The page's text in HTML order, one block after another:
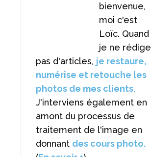
bienvenue,
moi c'est
Loïc. Quand
je ne rédige
pas d'articles, je restaure,
numérise et retouche les
photos de mes clients.
J'interviens également en
amont du processus de
traitement de l'image en
donnant des cours photo.